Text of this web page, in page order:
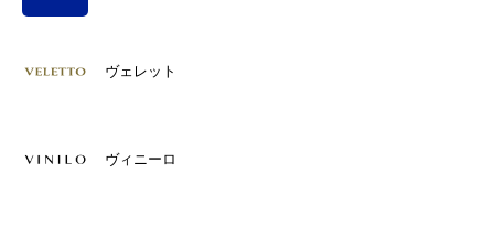
ヴェレット
ヴィニーロ